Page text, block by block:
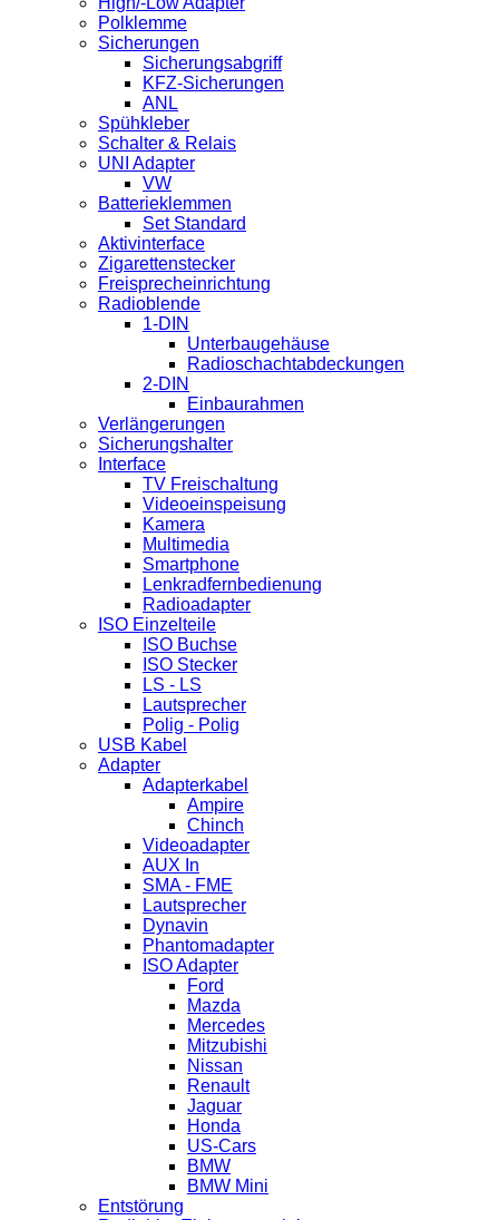
Polklemme
Sicherungen
Sicherungsabgriff
KFZ-Sicherungen
ANL
Spühkleber
Schalter & Relais
UNI Adapter
VW
Batterieklemmen
Set Standard
Aktivinterface
Zigarettenstecker
Freisprecheinrichtung
Radioblende
1-DIN
Unterbaugehäuse
Radioschachtabdeckungen
2-DIN
Einbaurahmen
Verlängerungen
Sicherungshalter
Interface
TV Freischaltung
Videoeinspeisung
Kamera
Multimedia
Smartphone
Lenkradfernbedienung
Radioadapter
ISO Einzelteile
ISO Buchse
ISO Stecker
LS - LS
Lautsprecher
Polig - Polig
USB Kabel
Adapter
Adapterkabel
Ampire
Chinch
Videoadapter
AUX In
SMA - FME
Lautsprecher
Dynavin
Phantomadapter
ISO Adapter
Ford
Mazda
Mercedes
Mitzubishi
Nissan
Renault
Jaguar
Honda
US-Cars
BMW
BMW Mini
Entstörung